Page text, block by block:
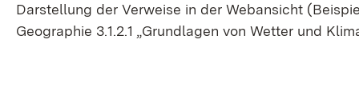
Dar­stel­lung der Ver­wei­se in der Web­an­sicht
Geo­gra­phie 3.1.2.1 „Grund­la­gen von Wet­ter und